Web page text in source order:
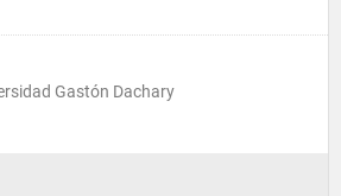
Gastón Dachary